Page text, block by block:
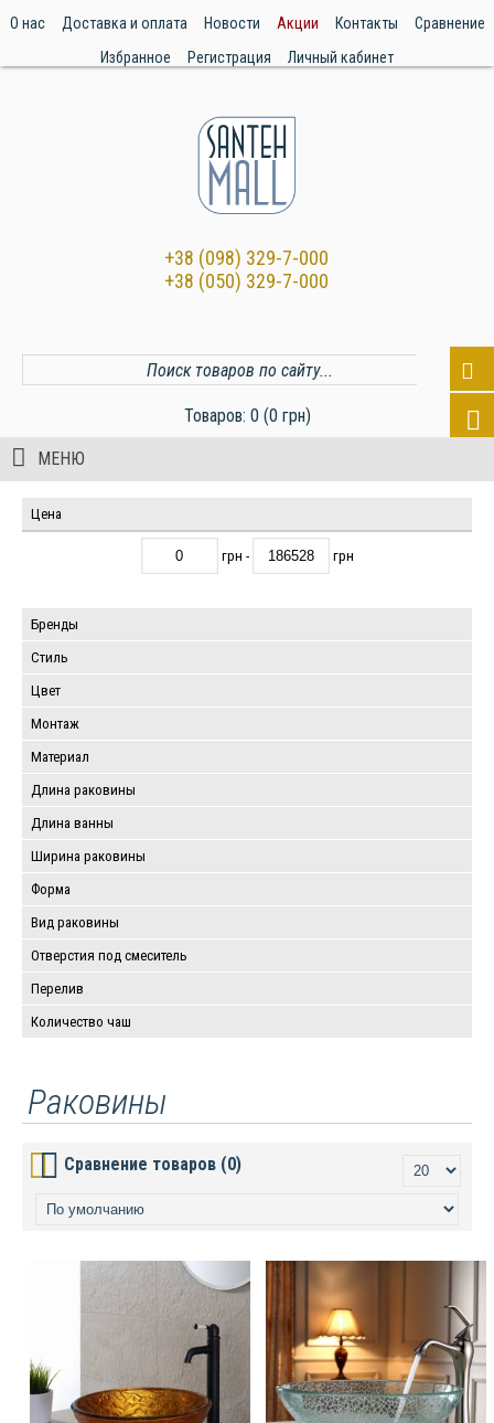
О нас Доставка и оплата Новости Акции Контакты
Сравнение
Избранное
Регистрация Личный кабинет
+38 (098) 329-7-000
+38 (050) 329-7-000
Товаров: 0 (0 грн)
МЕНЮ
Цена
грн - грн
Бренды
Стиль
Цвет
Монтаж
Материал
Длина раковины
Длина ванны
Ширина раковины
Форма
Вид раковины
Отверстия под смеситель
Перелив
Количество чаш
Раковины
Сравнение товаров (0)